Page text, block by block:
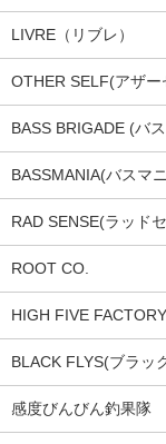
LIVRE（リブレ）
OTHER SELF(アザー
BASS BRIGADE (バ
BASSMANIA(バスマニ
RAD SENSE(ラッドセ
ROOT CO.
HIGH FIVE
BLACK FLYS(ブラッ
感度びんびん釣果隊